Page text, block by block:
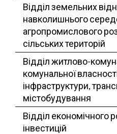
Відділ земельних
навколишнього
агропромислового
сільських територій
Відділ житлово-
комунальної
інфраструктури,
містобудування
Відділ економічного
інвестицій